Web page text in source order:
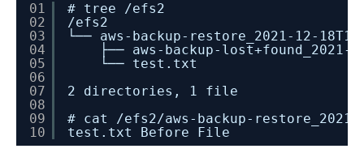
01
02
03
04
05
06
07
08
09
10
# tree /efs2
/efs2
└── aws-backup-restore_2021-12-
├── aws-backup-lost+found_2021-
└── test.txt
2 directories, 1 file
# cat /efs2/aws-backup-
test.txt Before File